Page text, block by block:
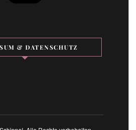
& DATENSCHUTZ